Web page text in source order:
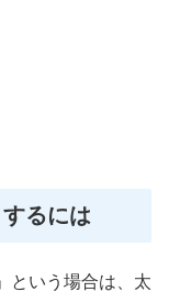
るには
という場合は、太